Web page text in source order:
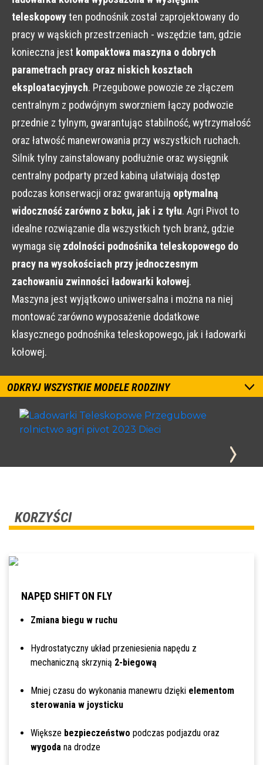
teleskopowyten podnośnik został zaprojektowany do
pracy w wąskich przestrzeniach - wszędzie tam, gdzie
konieczna jest kompaktowa maszyna o dobrych
parametrach pracy oraz niskich kosztach
eksploatacyjnych. Przegubowe powozie ze złączem
centralnym z podwójnym sworzniem łączy podwozie
przednie z tylnym, gwarantując stabilność, wytrzymałość
oraz łatwość manewrowania przy wszystkich ruchach.
Silnik tylny zainstalowany podłużnie oraz wysięgnik
centralny podparty przed kabiną ułatwiają dostęp
podczas konserwacji oraz gwarantują optymalną
widoczność zarówno z boku, jak i z tyłu. Agri Pivot to
idealne rozwiązanie dla wszystkich tych branż, gdzie
wymaga się zdolności podnośnika teleskopowego do
pracy na wysokościach przy jednoczesnym
zachowaniu zwinności ładowarki kołowej.
Maszyna jest wyjątkowo uniwersalna i można na niej
montować zarówno wyposażenie dodatkowe
klasycznego podnośnika teleskopowego, jak i ładowarki
kołowej.
ODKRYJ WSZYSTKIE MODELE RODZINY
KORZYŚCI
NAPĘD SHIFT ON FLY
Zmiana biegu w ruchu
Hydrostatyczny układ przeniesienia napędu z
mechaniczną skrzynią 2-biegową
Mniej czasu do wykonania manewru dzięki elementom
sterowania w joysticku
Większe bezpieczeństwo podczas podjazdu oraz
wygodana drodze